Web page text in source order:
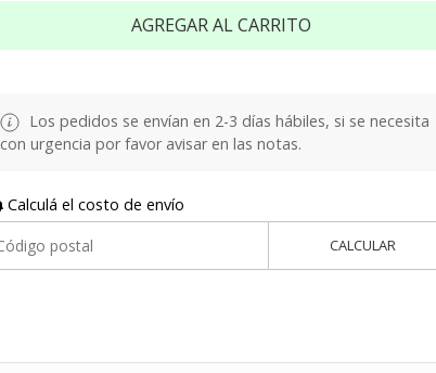
AGREGAR AL CARRITO
Los pedidos se envían en 2-3 días hábiles, si se necesita
con urgencia por favor avisar en las notas.
Calculá el costo de envío
CALCULAR